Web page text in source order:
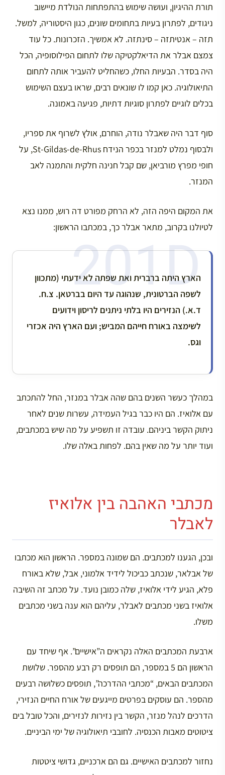
תורת ההיגיון, ועושה שימוש בהתפתחות הנולדת מיישוב
ניגודים, לפתרון בעיות בתחומים שונים, כגון היסטוריה, למשל.
תזה – אנטיתזה – סינתזה. לא אמשיך. הזכרונות. כל עוד
צמצם אבלר את הדיאלקטיקה שלו לתחום הפילוסופיה, הכל
היה בסדר. הבעיות החלו, כשהחליט להעביר אותה לתחום
התיאולוגיה. כאן קמו לו שונאים רבים, שראו בעצם השימוש
בכלים לוגיים לפתרון סוגיות דתיות, פגיעה באמונה.
סוף דבר היה שאבלר נודה, הוחרם, אולץ לשרוף את ספריו,
ולבסוף נמלט למנזר בכפר הנידח St-Gildas-de-Rhus, על
חופי מפרץ מורביאן, שם קבל חנינה חלקית והתמנה לאב
המנזר.
את המקום היפה הזה, לא הרחק מפורט דה רוש, ממנו נצא
לטיולנו בקרוב, מתאר אבלר כך, במכתבו הראשון:
הארץ היתה ברברית ואת שפתה לא ידעתי (מתכוון
לשפה הברטונית, שנהוגה עד היום בברטאן. צ.ח.
ד.א.) הנזירים היו בלתי ניתנים לריסון וידועים
לשימצה באורח חייהם המביש; ועם הארץ היה אכזרי
וגס.
במהלך כעשר השנים בהם שהה אבלר במנזר, החל להתכתב
עם אלואיז. הם היו כבר בגיל העמידה, עשרות שנים לאחר
ניתוק הקשר ביניהם. עובדה זו תשפיע על מה שיש במכתבים,
ועוד יותר על מה שאין בהם. לפחות באלה שלו.
מכתבי האהבה בין אלואיז
לאבלר
ובכן, הגענו למכתבים. הם שמונה במספר. הראשון הוא מכתבו
של אבלאר, שנכתב כביכול לידיד אלמוני, אבל, שלא באורח
פלא, הגיע לידי אלואיז, שלה כמובן נועד. על מכתב זה השיבה
אלואיז בשני מכתבים לאבלר, עליהם הוא ענה בשני מכתבים
משלו.
ארבעת המכתבים האלה נקראים ה”אישיים”. אף שיחד עם
הראשון הם 5 במספר, הם תופסים רק רבע מהספר. שלושת
המכתבים הבאים, “מכתבי ההדרכה”, תופסים כשלושה רבעים
מהספר. הם עוסקים בפרטים מייגעים של אורח החיים הנזירי,
הדרכים לנהל מנזר, הקשר בין נזירות לנזירים, והכל טובל בים
ציטוטים מאבות הכנסיה. לחובבי תיאולוגיה של ימי הביניים.
נחזור למכתבים האישיים. גם הם ארכניים, גדושי ציטטות